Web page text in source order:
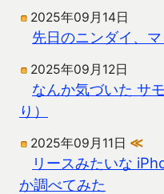
2025年09月14日
先日のニンダイ、
2025年09月12日
なんか気づいた サ
り）
2025年09月11日 ≪
リースみたいな
か調べてみた